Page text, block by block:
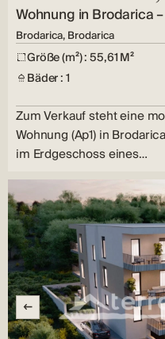
Wohnung in Brodarica
Brodarica, Brodarica
Größe (m²) : 55,61 M²
Bäder : 1
Zum Verkauf steht eine
Wohnung (Ap1) in
im Erdgeschoss eines…